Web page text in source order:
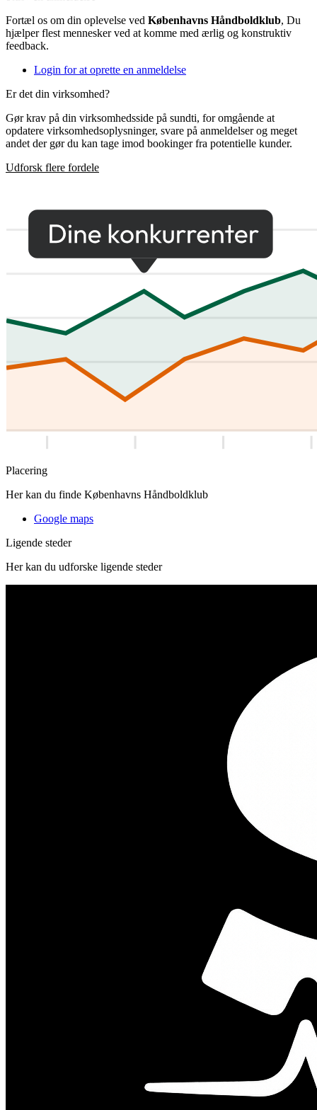
Fortæl os om din oplevelse ved Københavns Håndboldklub, Du
hjælper flest mennesker ved at komme med ærlig og konstruktiv
feedback.
Login for at oprette en anmeldelse
Er det din virksomhed?
Gør krav på din virksomhedsside på sundti, for omgående at
opdatere virksomhedsoplysninger, svare på anmeldelser og meget
andet der gør du kan tage imod bookinger fra potentielle kunder.
Udforsk flere fordele
Placering
Her kan du finde Københavns Håndboldklub
Google maps
Ligende steder
Her kan du udforske ligende steder